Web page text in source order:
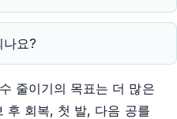
요?
줄이기의 목표는 더 많은
후 회복, 첫 발, 다음 공를